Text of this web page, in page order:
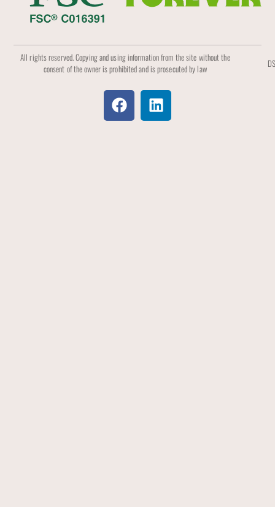
All rights reserved. Copying and using information from the site without the
consent of the owner is prohibited and is prosecuted by law